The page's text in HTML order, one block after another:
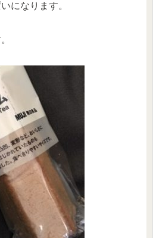
になります。